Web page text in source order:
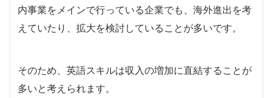
内事業をメインで行っている企業でも、海外進出を考
えていたり、拡大を検討していることが多いです。
そのため、英語スキルは収入の増加に直結することが
多いと考えられます。